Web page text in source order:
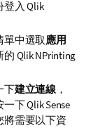
登入Qlik
單中選取應用
的 Qlik NPrinting
下建立連線，
下 Qlik Sense
將需要以下資